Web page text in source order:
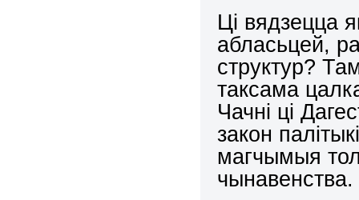
Ці вядзецца
абласьцей,
структур?
таксама
Чачні ці
закон
магчымыя
чынавенства.